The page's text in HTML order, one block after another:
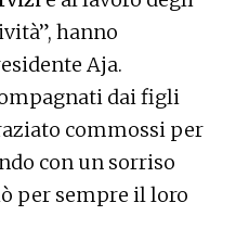
hanno
Aja.
dai figli
commossi per
con un sorriso
per sempre il loro